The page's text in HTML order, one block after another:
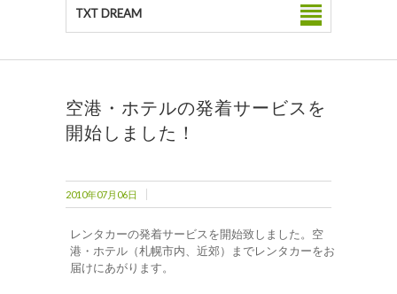
TXT DREAM
空港・ホテルの発着サービスを
開始しました！
2010年07月06日
レンタカーの発着サービスを開始致しました。空
港・ホテル（札幌市内、近郊）までレンタカーをお
届けにあがります。